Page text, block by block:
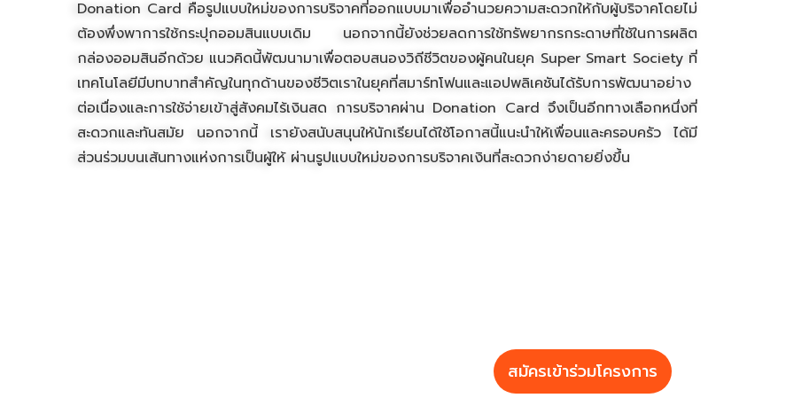
Donation Card คือรูปแบบใหม่ของการบริจาคที่ออกแบบมาเพื่ออำนวยความสะดวกให้กับผู้บริจาคโดยไม่
ต้องพึ่งพาการใช้กระปุกออมสินแบบเดิม นอกจากนี้ยังช่วยลดการใช้ทรัพยากรกระดาษที่ใช้ในการผลิต
กล่องออมสินอีกด้วย แนวคิดนี้พัฒนามาเพื่อตอบสนองวิถีชีวิตของผู้คนในยุค Super Smart Society ที่
เทคโนโลยีมีบทบาทสำคัญในทุกด้านของชีวิตเราในยุคที่สมาร์ทโฟนและแอปพลิเคชันได้รับการพัฒนาอย่าง
ต่อเนื่องและการใช้จ่ายเข้าสู่สังคมไร้เงินสด การบริจาคผ่าน Donation Card จึงเป็นอีกทางเลือกหนึ่งที่
สะดวกและทันสมัย นอกจากนี้ เรายังสนับสนุนให้นักเรียนได้ใช้โอกาสนี้แนะนำให้เพื่อนและครอบครัว ได้มี
ส่วนร่วมบนเส้นทางแห่งการเป็นผู้ให้ ผ่านรูปแบบใหม่ของการบริจาคเงินที่สะดวกง่ายดายยิ่งขึ้น
สมัครเข้าร่วมโครงการ